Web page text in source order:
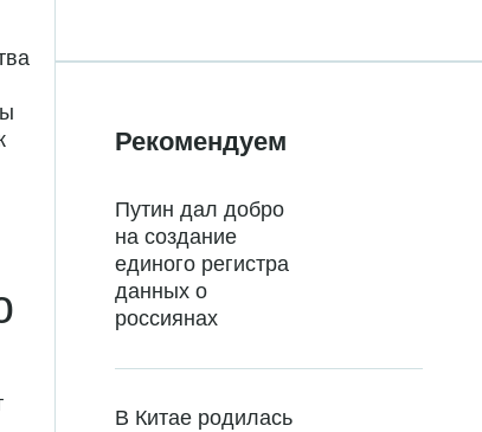
Рекомендуем
Путин дал добро
на создание
единого регистра
данных о
россиянах
В Китае родилась